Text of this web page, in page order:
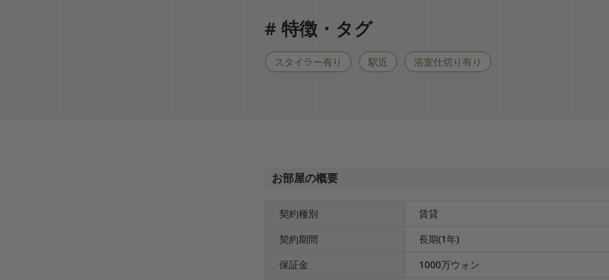
# 特徴・タグ
スタイラー有り 駅近 浴室仕切り有り
お部屋の概要
契約種別
賃貸
契約期間
長期(1年)
保証金
1000万ウォン